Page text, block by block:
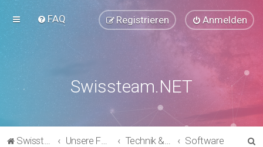
FAQ Anmelden
Registrieren
Swissteam.NET
Swissteam.NET Unsere Foren Technik & Support Software